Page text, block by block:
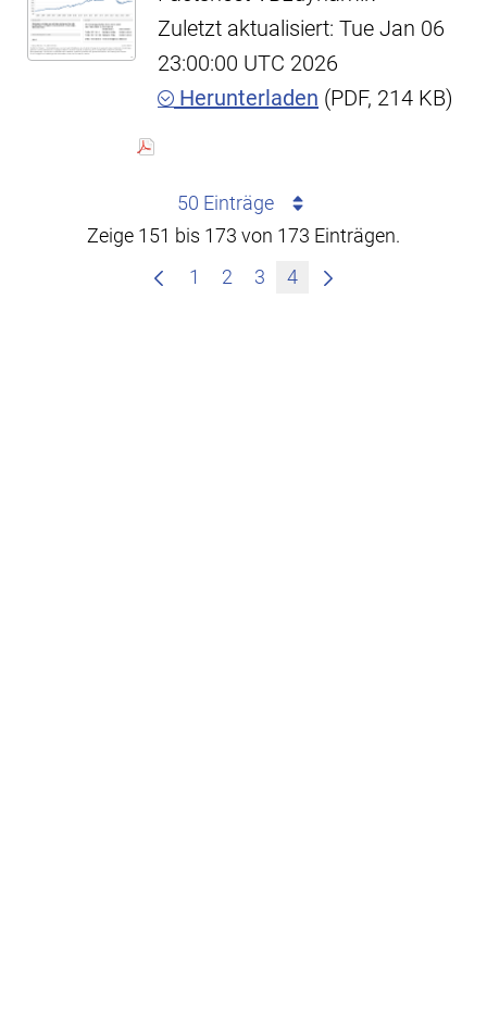
Zuletzt aktualisiert: Tue Jan 06
23:00:00 UTC 2026
Herunterladen (PDF, 214 KB)
50 Einträge
Zeige 151 bis 173 von 173 Einträgen.
1
2 3 4